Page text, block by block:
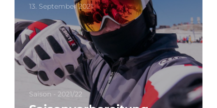
13. September 2021
Saison - 2021/22